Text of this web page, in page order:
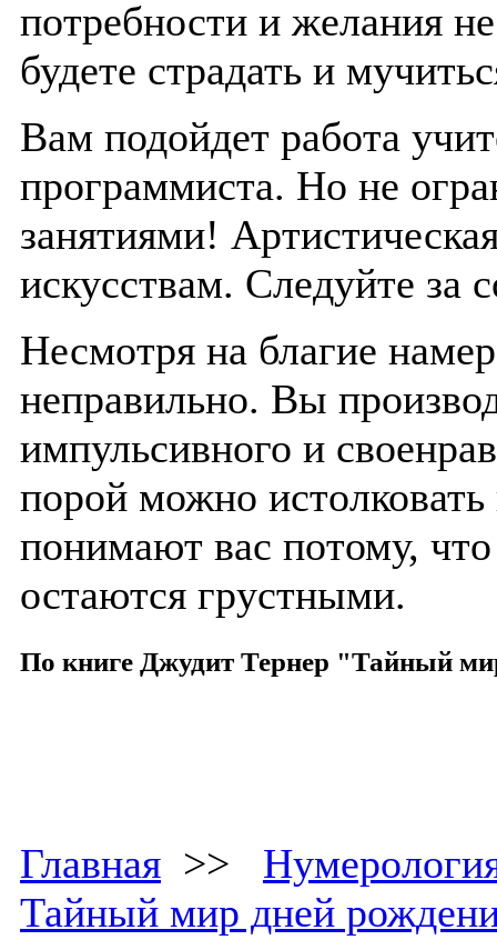
потребности и желания
будете страдать и
Вам подойдет работа
программиста. Но не
занятиями!
искусствам. Следуйте за
Несмотря на благие
неправильно. Вы
импульсивного и
порой можно
понимают вас потому, что
остаются грустными.
По книге Джудит Тернер "Тайный
Главная >>
Тайный мир дней